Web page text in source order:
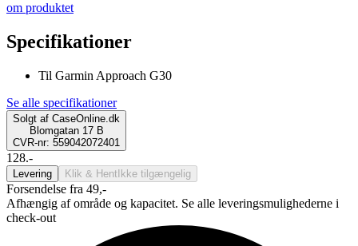
om produktet
Specifikationer
Til Garmin Approach G30
Se alle specifikationer
Solgt af CaseOnline.dk
Blomgatan 17 B
CVR-nr: 559042072401
128.-
Levering Klik & Hent Ikke tilgængelig
Forsendelse fra 49,-
Afhængig af område og kapacitet. Se alle leveringsmulighederne i
check-out